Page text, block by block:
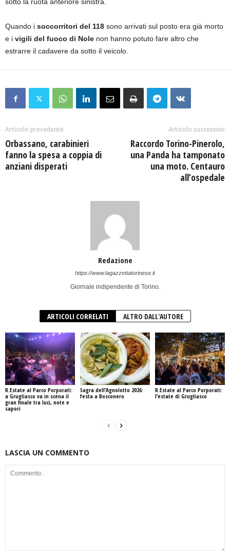
sotto la ruota anteriore sinistra.
Quando i soccorritori del 118 sono arrivati sul posto era già morto
e i vigili del fuoco di Nole non hanno potuto fare altro che
estrarre il cadavere da sotto il veicolo.
Articolo precedente
Orbassano, carabinieri
fanno la spesa a coppia di
anziani disperati
Articolo successivo
Raccordo Torino-Pinerolo,
una Panda ha tamponato
una moto. Centauro
all’ospedale
Redazione
https://www.lagazzettatorinese.it
Giornale indipendente di Torino.
ARTICOLI CORRELATI ALTRO DALL'AUTORE
R.Estate al Parco Porporati:
a Grugliasco va in scena il
gran finale tra luci, note e
sapori
Sagra dell’Agnolotto 2026:
festa a Bosconero
R.Estate al Parco Porporati:
l’estate di Grugliasco
LASCIA UN COMMENTO